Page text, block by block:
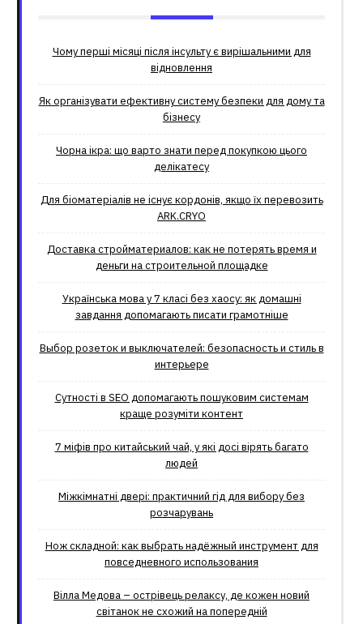
Чому перші місяці після інсульту є вирішальними для
відновлення
Як організувати ефективну систему безпеки для дому та
бізнесу
Чорна ікра: що варто знати перед покупкою цього
делікатесу
Для біоматеріалів не існує кордонів, якщо їх перевозить
ARK.CRYO
Доставка стройматериалов: как не потерять время и
деньги на строительной площадке
Українська мова у 7 класі без хаосу: як домашні
завдання допомагають писати грамотніше
Выбор розеток и выключателей: безопасность и стиль в
интерьере
Сутності в SEO допомагають пошуковим системам
краще розуміти контент
7 міфів про китайський чай, у які досі вірять багато
людей
Міжкімнатні двері: практичний гід для вибору без
розчарувань
Нож складной: как выбрать надёжный инструмент для
повседневного использования
Вілла Медова – острівець релаксу, де кожен новий
світанок не схожий на попередній